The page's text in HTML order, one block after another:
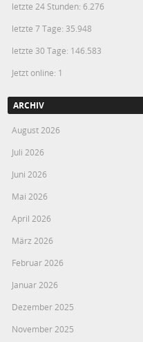
letzte 24 Stunden:6.276
letzte 7 Tage: 35.948
letzte 30 Tage: 146.583
Jetzt online: 1
ARCHIV
August 2026
Juli 2026
Juni 2026
Mai 2026
April 2026
März 2026
Februar 2026
Januar 2026
Dezember 2025
November 2025